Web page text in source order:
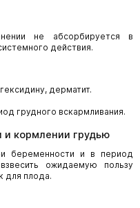
не абсорбируется в
действия.
дерматит.
грудного вскармливания.
кормлении грудью
беременности и в период
ожидаемую пользу
для плода.